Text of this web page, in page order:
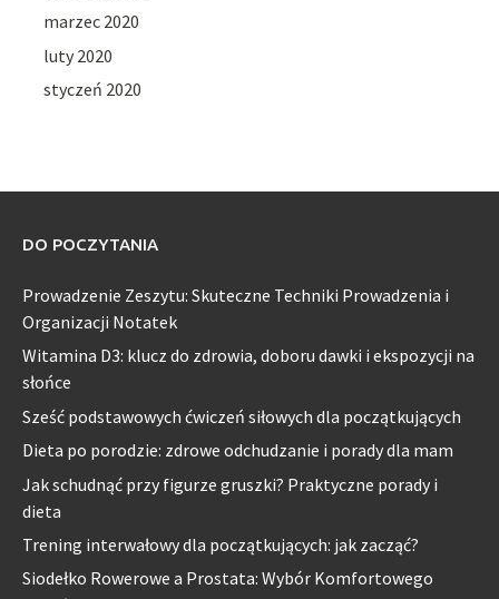
marzec 2020
luty 2020
styczeń 2020
DO POCZYTANIA
Prowadzenie Zeszytu: Skuteczne Techniki Prowadzenia i
Organizacji Notatek
Witamina D3: klucz do zdrowia, doboru dawki i ekspozycji na
słońce
Sześć podstawowych ćwiczeń siłowych dla początkujących
Dieta po porodzie: zdrowe odchudzanie i porady dla mam
Jak schudnąć przy figurze gruszki? Praktyczne porady i
dieta
Trening interwałowy dla początkujących: jak zacząć?
Siodełko Rowerowe a Prostata: Wybór Komfortowego